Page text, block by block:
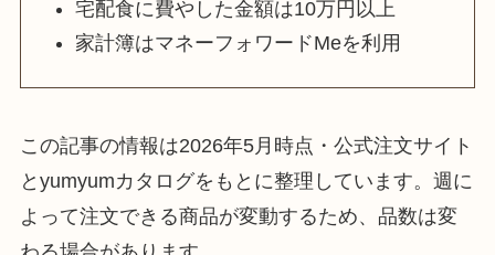
宅配食に費やした金額は10万円以上
家計簿はマネーフォワードMeを利用
この記事の情報は2026年5月時点・公式注文サイト
とyumyumカタログをもとに整理しています。週に
よって注文できる商品が変動するため、品数は変